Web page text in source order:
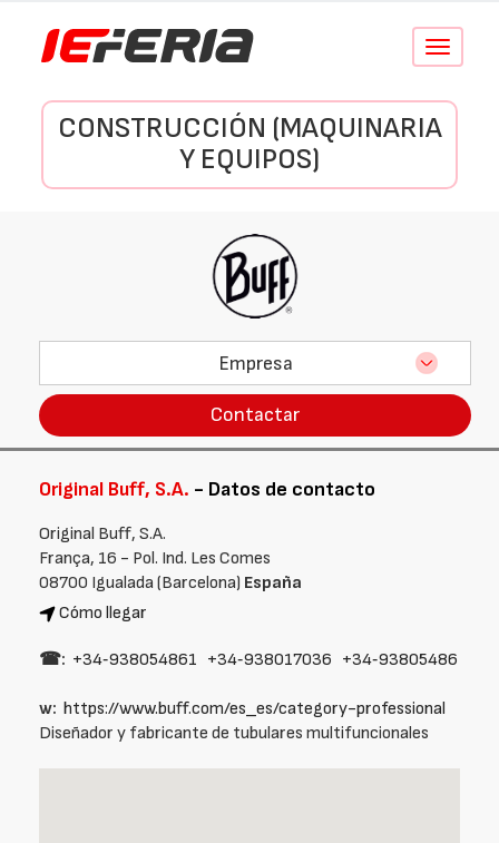
Conmutar
CONSTRUCCIÓN (MAQUINARIA
Y EQUIPOS)
Empresa
Contactar
Original Buff, S.A. - Datos de contacto
Original Buff, S.A.
França, 16 - Pol. Ind. Les Comes
08700 Igualada (Barcelona) España
Cómo llegar
☎: +34‑938054861 +34‑938017036 +34‑93805486
w: https://www.buff.com/es_es/category-professional
Diseñador y fabricante de tubulares multifuncionales